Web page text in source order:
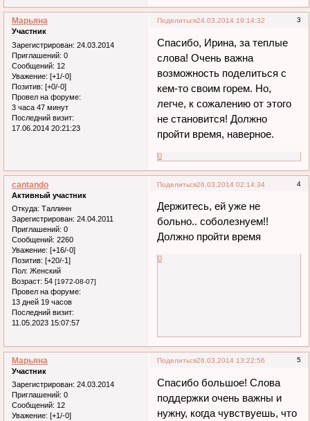
Поделиться 3
24.03.2014 19:14:32
Марьяна
Участник
Зарегистрирован: 24.03.2014
Приглашений: 0
Сообщений: 12
Уважение: [+1/-0]
Позитив: [+0/-0]
Провел на форуме:
3 часа 47 минут
Последний визит:
17.06.2014 20:21:23
Спасибо, Ирина, за теплые
слова! Очень важна
возможность поделиться с
кем-то своим горем. Но,
легче, к сожалению от этого
не становится! Должно
пройти время, наверное.
0
Поделиться 4
26.03.2014 02:14:34
cantando
Активный участник
Откуда: Таллинн
Зарегистрирован: 24.04.2011
Приглашений: 0
Сообщений: 2260
Уважение: [+16/-0]
Позитив: [+20/-1]
Пол: Женский
Возраст: 54 [1972-08-07]
Провел на форуме:
13 дней 19 часов
Последний визит:
11.05.2023 15:07:57
Держитесь, ей уже не
больно.. соболезнуем!!
Должно пройти время
0
Поделиться 5
26.03.2014 13:22:56
Марьяна
Участник
Зарегистрирован: 24.03.2014
Приглашений: 0
Сообщений: 12
Уважение: [+1/-0]
Спасибо большое! Слова
поддержки очень важны и
нужну, когда чувствуешь, что